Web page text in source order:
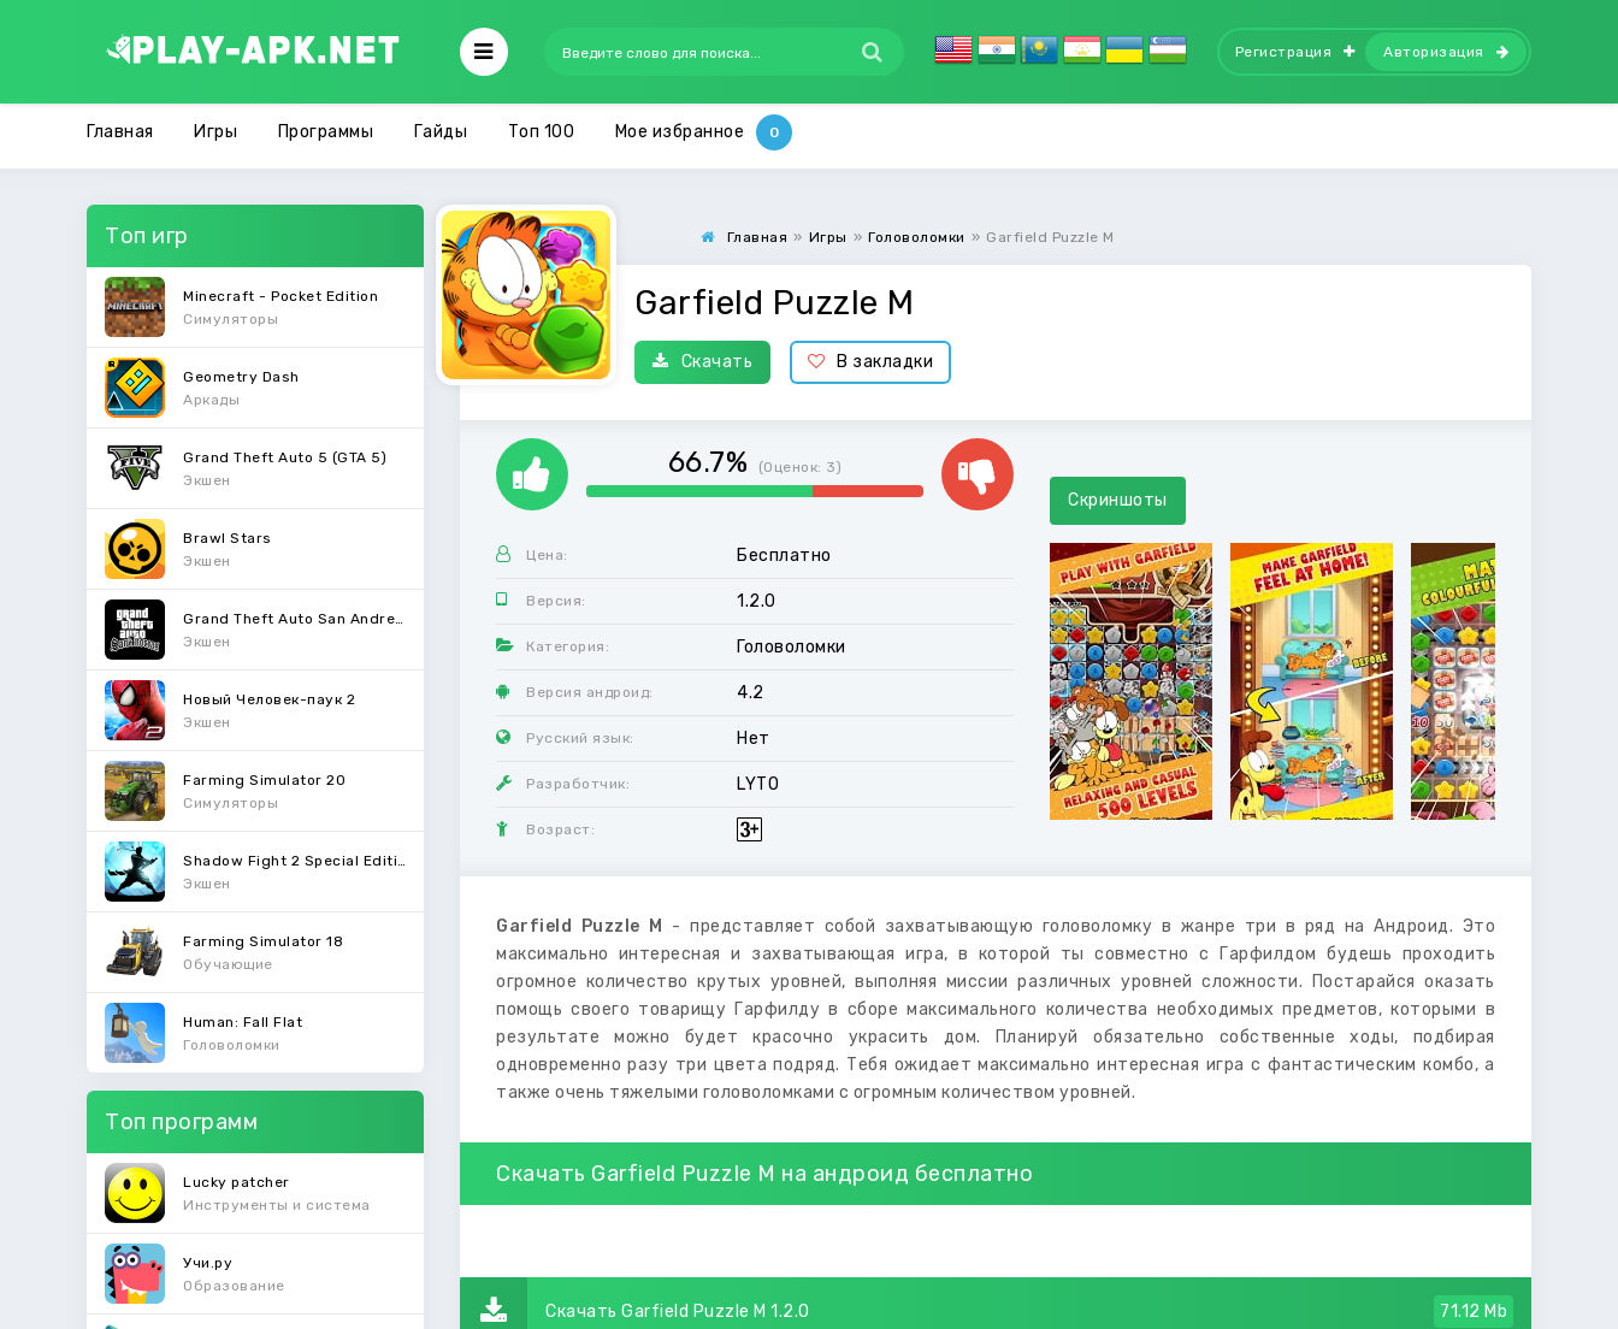
Регистрация Авторизация
Главная Игры Программы Гайды Топ 100 Мое избранное
Топ игр
Minecraft - Pocket Edition
Симуляторы
Geometry Dash
Аркады
Grand Theft Auto 5 (GTA 5)
Экшен
Brawl Stars
Экшен
Экшен
Новый Человек-паук 2
Экшен
Farming Simulator 20
Симуляторы
Экшен
Farming Simulator 18
Обучающие
Human: Fall Flat
Головоломки
Топ программ
Lucky patcher
Инструменты и система
Учи.ру
Образование
Главная » Игры » Головоломки » Garfield Puzzle M
Garfield Puzzle M
Скачать В закладки
66.7% (Оценок: 3)
Цена: Бесплатно
Версия: 1.2.0
Категория: Головоломки
Версия андроид: 4.2
Русский язык: Нет
Разработчик: LYTO
Возраст:
Скриншоты
Garfield Puzzle M
- представляет собой захватывающую головоломку в жанре три в ряд на Андроид. Это
максимально интересная и захватывающая игра, в которой ты совместно с Гарфилдом будешь проходить
огромное количество крутых уровней, выполняя миссии различных уровней сложности. Постарайся оказать
помощь своего товарищу Гарфилду в сборе максимального количества необходимых предметов, которыми в
результате можно будет красочно украсить дом. Планируй обязательно собственные ходы, подбирая
одновременно разу три цвета подряд. Тебя ожидает максимально интересная игра с фантастическим комбо, а
также очень тяжелыми головоломками с огромным количеством уровней.
Скачать Garfield Puzzle M на андроид бесплатно
Скачать Garfield Puzzle M 1.2.0 71.12 Mb